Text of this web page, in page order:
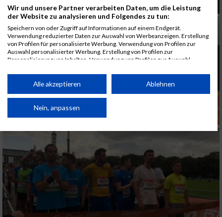
Wir und unsere Partner verarbeiten Daten, um die Leistung
der Website zu analysieren und Folgendes zu tun:
Speichern von oder Zugriff auf Informationen auf einem Endgerät.
Verwendung reduzierter Daten zur Auswahl von Werbeanzeigen. Erstellung
von Profilen für personalisierte Werbung. Verwendung von Profilen zur
Auswahl personalisierter Werbung. Erstellung von Profilen zur
Personalisierung von Inhalten. Verwendung von Profilen zur Auswahl
Performance von Inhalten. Analyse von Zielgruppen durch Statistiken oder
Kombinationen von Daten aus verschiedenen Quellen. Entwicklung und
von Inhalten.
Daten können außerhalb der Europäischen Union weitergegeben und in die
Partnerliste anzeigen (1 IAB-Anbieter)
Wir nutzen Ihre Daten für folgende Zwecke:
IAB-Verarbeitungszwecke:
Speichern von oder Zugriff auf Informationen
auf einem Endgerät
Alle akzeptieren Ablehnen
Nein, anpassen